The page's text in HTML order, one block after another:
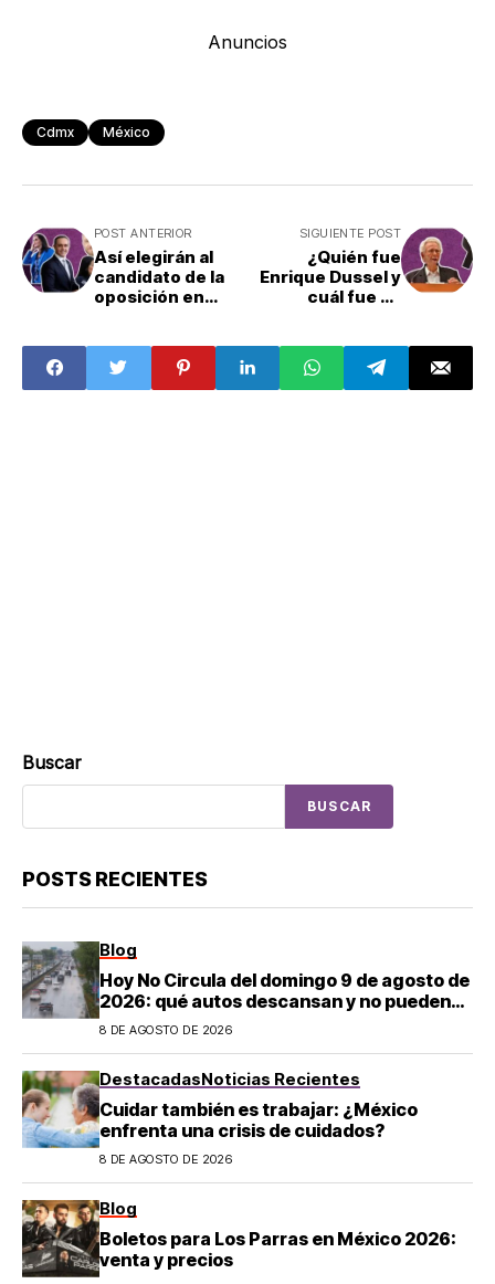
Anuncios
Cdmx México
POST ANTERIOR
Así elegirán al
candidato de la
oposición en
acuerdo político
SIGUIENTE POST
¿Quién fue
Enrique Dussel y
cuál fue su
Buscar
BUSCAR
POSTS RECIENTES
Blog
Hoy No Circula del domingo 9 de agosto de
2026: qué autos descansan y no pueden
salir en CDMX y el Estado de México; estos
8 DE AGOSTO DE 2026
DestacadasNoticias Recientes
Cuidar también es trabajar: ¿México
enfrenta una crisis de cuidados?
8 DE AGOSTO DE 2026
Blog
Boletos para Los Parras en México 2026:
venta y precios